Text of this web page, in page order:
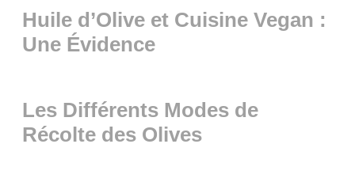
Huile d’Olive et Cuisine Vegan :
Une Évidence
Les Différents Modes de
Récolte des Olives